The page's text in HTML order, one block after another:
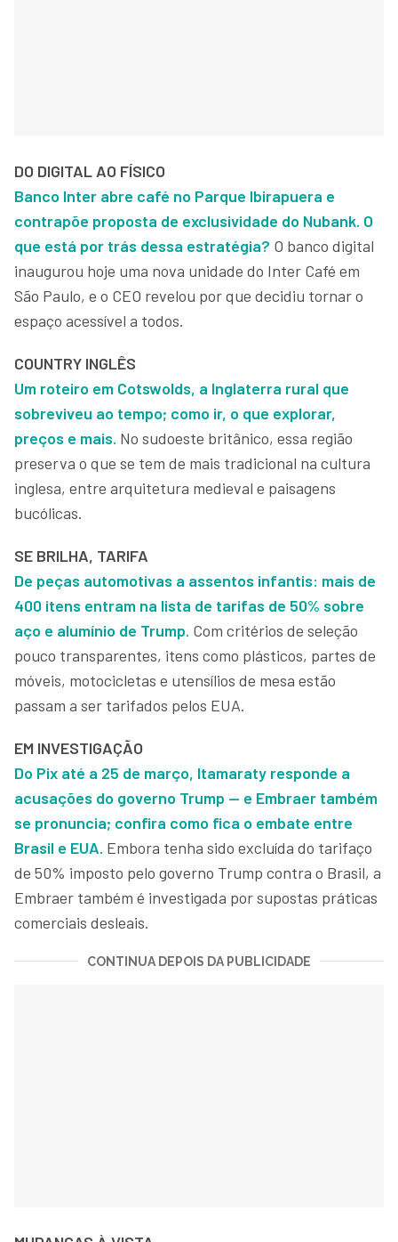
DO DIGITAL AO FÍSICO
Banco Inter abre café no Parque Ibirapuera e
contrapõe proposta de exclusividade do Nubank. O
que está por trás dessa estratégia? O banco digital
inaugurou hoje uma nova unidade do Inter Café em
São Paulo, e o CEO revelou por que decidiu tornar o
espaço acessível a todos.
COUNTRY INGLÊS
Um roteiro em Cotswolds, a Inglaterra rural que
sobreviveu ao tempo; como ir, o que explorar,
preços e mais. No sudoeste britânico, essa região
preserva o que se tem de mais tradicional na cultura
inglesa, entre arquitetura medieval e paisagens
bucólicas.
SE BRILHA, TARIFA
De peças automotivas a assentos infantis: mais de
400 itens entram na lista de tarifas de 50% sobre
aço e alumínio de Trump. Com critérios de seleção
pouco transparentes, itens como plásticos, partes de
móveis, motocicletas e utensílios de mesa estão
passam a ser tarifados pelos EUA.
EM INVESTIGAÇÃO
Do Pix até a 25 de março, Itamaraty responde a
acusações do governo Trump — e Embraer também
se pronuncia; confira como fica o embate entre
Brasil e EUA. Embora tenha sido excluída do tarifaço
de 50% imposto pelo governo Trump contra o Brasil, a
Embraer também é investigada por supostas práticas
comerciais desleais.
CONTINUA DEPOIS DA PUBLICIDADE